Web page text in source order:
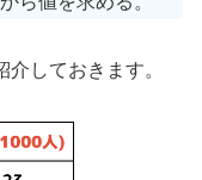
しておきます。